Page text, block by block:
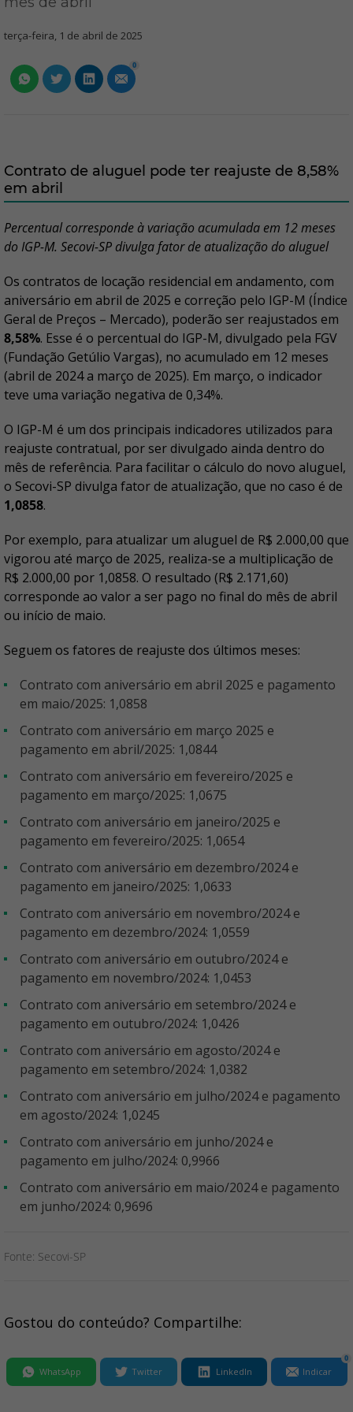
terça-feira, 1 de abril de 2025
0
Contrato de aluguel pode ter reajuste de 8,58%
em abril
Percentual corresponde à variação acumulada em 12 meses
do IGP-M. Secovi-SP divulga fator de atualização do aluguel
Os contratos de locação residencial em andamento, com
aniversário em abril de 2025 e correção pelo IGP-M (Índice
Geral de Preços – Mercado), poderão ser reajustados em
8,58%. Esse é o percentual do IGP-M, divulgado pela FGV
(Fundação Getúlio Vargas), no acumulado em 12 meses
(abril de 2024 a março de 2025). Em março, o indicador
teve uma variação negativa de 0,34%.
O IGP-M é um dos principais indicadores utilizados para
reajuste contratual, por ser divulgado ainda dentro do
mês de referência. Para facilitar o cálculo do novo aluguel,
o Secovi-SP divulga fator de atualização, que no caso é de
1,0858.
Por exemplo, para atualizar um aluguel de R$ 2.000,00 que
vigorou até março de 2025, realiza-se a multiplicação de
R$ 2.000,00 por 1,0858. O resultado (R$ 2.171,60)
corresponde ao valor a ser pago no final do mês de abril
ou início de maio.
Seguem os fatores de reajuste dos últimos meses:
Contrato com aniversário em abril 2025 e pagamento
em maio/2025: 1,0858
Contrato com aniversário em março 2025 e
pagamento em abril/2025: 1,0844
Contrato com aniversário em fevereiro/2025 e
pagamento em março/2025: 1,0675
Contrato com aniversário em janeiro/2025 e
pagamento em fevereiro/2025: 1,0654
Contrato com aniversário em dezembro/2024 e
pagamento em janeiro/2025: 1,0633
Contrato com aniversário em novembro/2024 e
pagamento em dezembro/2024: 1,0559
Contrato com aniversário em outubro/2024 e
pagamento em novembro/2024: 1,0453
Contrato com aniversário em setembro/2024 e
pagamento em outubro/2024: 1,0426
Contrato com aniversário em agosto/2024 e
pagamento em setembro/2024: 1,0382
Contrato com aniversário em julho/2024 e pagamento
em agosto/2024: 1,0245
Contrato com aniversário em junho/2024 e
pagamento em julho/2024: 0,9966
Contrato com aniversário em maio/2024 e pagamento
em junho/2024: 0,9696
Fonte: Secovi-SP
Gostou do conteúdo? Compartilhe:
WhatsApp Twitter LinkedIn Indicar
0